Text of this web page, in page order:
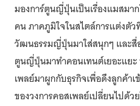
มองการ์ตูนญี่ปุ่นเป็นเรื่องแมสมา
คน ภาคภูมิใจในสไตล์การแต่งตัว
วัฒนธรรมญี่ปุ่นมาใส่สนุกๆ และสื่
ตูนญี่ปุ่นมาทำคอนเทนต์เยอะแยะ
เพลย์มาผูกกับธุรกิจเพื่อดึงลูกค้าเ
ของวงการคอสเพลย์เปลี่ยนไปด้ว